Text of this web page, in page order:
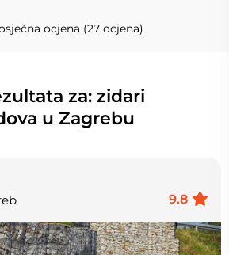
ocjena (27 ocjena)
za: zidari
u Zagrebu
9.8